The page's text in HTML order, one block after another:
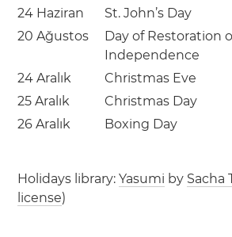
24 Haziran
St. John’s Day
20 Ağustos
Day of Restoration
Independence
24 Aralık
Christmas Eve
25 Aralık
Christmas Day
26 Aralık
Boxing Day
Holidays library:Yasumi by Sacha
license)